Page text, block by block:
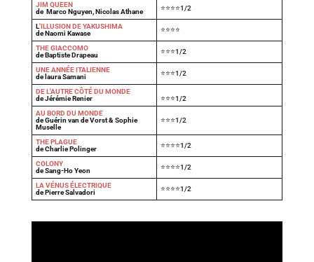
JIM QUEEN
de Marco Nguyen, Nicolas Athane
⭐⭐⭐⭐1/2
L'ILLUSION DE YAKUSHIMA
de Naomi Kawase
⭐⭐⭐⭐
THE GIACCOMO
de Baptiste Drapeau
⭐⭐⭐1/2
UNE ANNÉE ITALIENNE
de laura Samani
⭐⭐⭐1/2
DE L'AUTRE CÔTÉ DU MONDE
de Jérémie Renier
⭐⭐⭐1/2
AU BORD DU MONDE
de Guérin van de Vorst & Sophie
Muselle
⭐⭐⭐1/2
THE PLAGUE
de Charlie Polinger
⭐⭐⭐⭐1/2
COLONY
de Sang-Ho Yeon
⭐⭐⭐⭐1/2
LA VÉNUS ÉLECTRIQUE
de Pierre Salvadori
⭐⭐⭐⭐1/2